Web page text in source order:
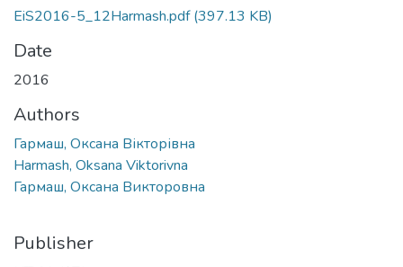
EiS2016-5_12Harmash.pdf(397.13 KB)
Date
2016
Authors
Гармаш, Оксана Вікторівна
Harmash, Oksana Viktorivna
Гармаш, Оксана Викторовна
Publisher